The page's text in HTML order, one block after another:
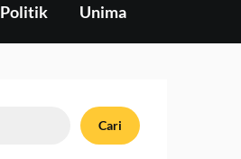
Politik Unima